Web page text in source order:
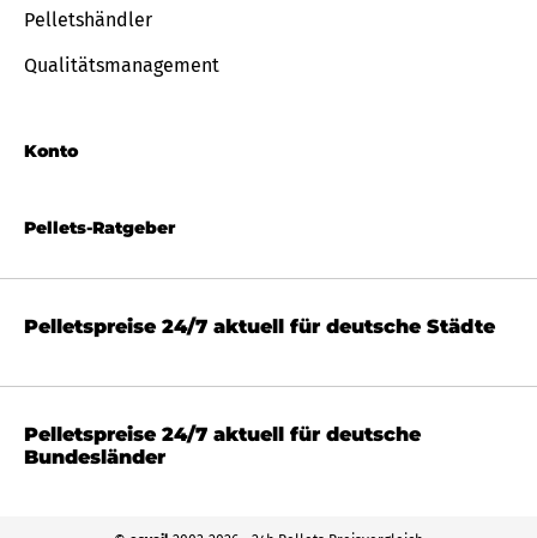
Pellets-Ratgeber
Pelletshändler
Qualitätsmanagement
Konto
Pelletspreise 24/7 aktuell für deutsche Städte
Pelletspreise 24/7 aktuell für deutsche
Bundesländer